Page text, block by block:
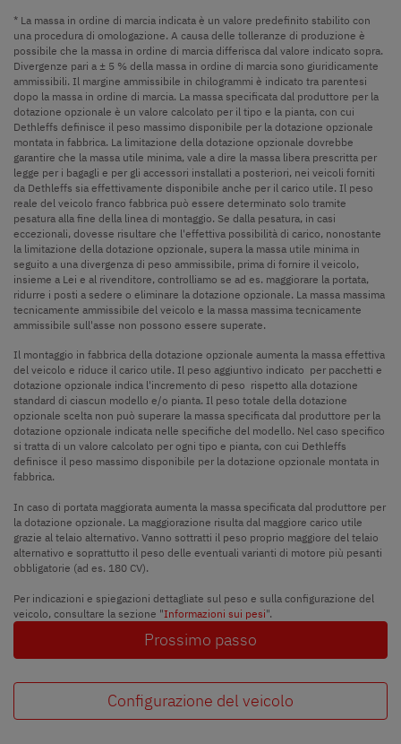
* La massa in ordine di marcia indicata è un valore predefinito stabilito con
una procedura di omologazione. A causa delle tolleranze di produzione è
possibile che la massa in ordine di marcia differisca dal valore indicato sopra.
Divergenze pari a ± 5 % della massa in ordine di marcia sono giuridicamente
ammissibili. Il margine ammissibile in chilogrammi è indicato tra parentesi
dopo la massa in ordine di marcia. La massa specificata dal produttore per la
dotazione opzionale è un valore calcolato per il tipo e la pianta, con cui
Dethleffs definisce il peso massimo disponibile per la dotazione opzionale
montata in fabbrica. La limitazione della dotazione opzionale dovrebbe
garantire che la massa utile minima, vale a dire la massa libera prescritta per
legge per i bagagli e per gli accessori installati a posteriori, nei veicoli forniti
da Dethleffs sia effettivamente disponibile anche per il carico utile. Il peso
reale del veicolo franco fabbrica può essere determinato solo tramite
pesatura alla fine della linea di montaggio. Se dalla pesatura, in casi
eccezionali, dovesse risultare che l'effettiva possibilità di carico, nonostante
la limitazione della dotazione opzionale, supera la massa utile minima in
seguito a una divergenza di peso ammissibile, prima di fornire il veicolo,
insieme a Lei e al rivenditore, controlliamo se ad es. maggiorare la portata,
ridurre i posti a sedere o eliminare la dotazione opzionale. La massa massima
tecnicamente ammissibile del veicolo e la massa massima tecnicamente
ammissibile sull'asse non possono essere superate.
Il montaggio in fabbrica della dotazione opzionale aumenta la massa effettiva
del veicolo e riduce il carico utile. Il peso aggiuntivo indicato per pacchetti e
dotazione opzionale indica l'incremento di peso rispetto alla dotazione
standard di ciascun modello e/o pianta. Il peso totale della dotazione
opzionale scelta non può superare la massa specificata dal produttore per la
dotazione opzionale indicata nelle specifiche del modello. Nel caso specifico
si tratta di un valore calcolato per ogni tipo e pianta, con cui Dethleffs
definisce il peso massimo disponibile per la dotazione opzionale montata in
fabbrica.
In caso di portata maggiorata aumenta la massa specificata dal produttore per
la dotazione opzionale. La maggiorazione risulta dal maggiore carico utile
grazie al telaio alternativo. Vanno sottratti il peso proprio maggiore del telaio
alternativo e soprattutto il peso delle eventuali varianti di motore più pesanti
obbligatorie (ad es. 180 CV).
Per indicazioni e spiegazioni dettagliate sul peso e sulla configurazione del
veicolo, consultare la sezione "Informazioni sui pesi".
Prossimo passo
Configurazione del veicolo